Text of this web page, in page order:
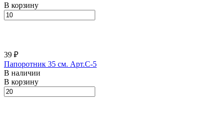
В корзину
39 ₽
Папоротник 35 см. Арт.C-5
В наличии
В корзину